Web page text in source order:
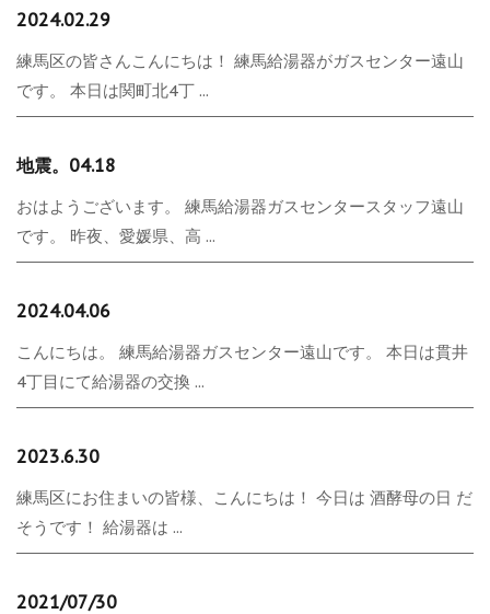
2024.02.29
練馬区の皆さんこんにちは！ 練馬給湯器がガスセンター遠山
です。 本日は関町北4丁 ...
地震。04.18
おはようございます。 練馬給湯器ガスセンタースタッフ遠山
です。 昨夜、愛媛県、高 ...
2024.04.06
こんにちは。 練馬給湯器ガスセンター遠山です。 本日は貫井
4丁目にて給湯器の交換 ...
2023.6.30
練馬区にお住まいの皆様、こんにちは！ 今日は 酒酵母の日 だ
そうです！ 給湯器は ...
2021/07/30